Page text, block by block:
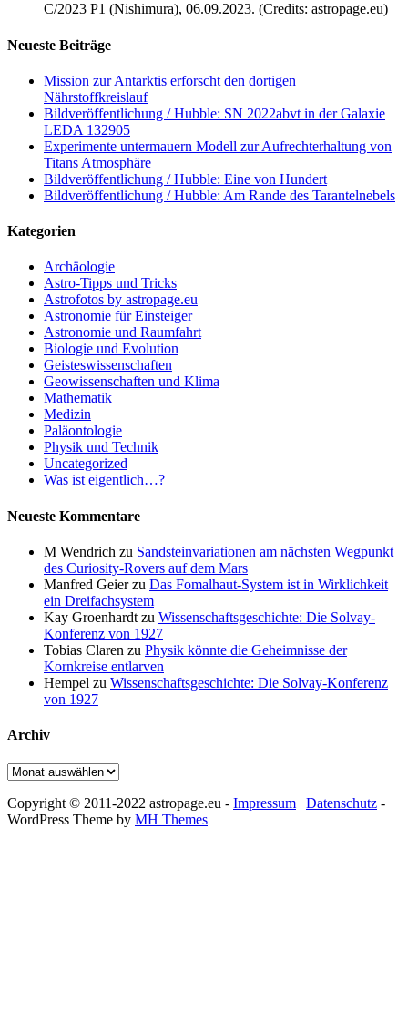
C/2023 P1 (Nishimura), 06.09.2023. (Credits: astropage.eu)
Neueste Beiträge
Mission zur Antarktis erforscht den dortigen
Nährstoffkreislauf
Bildveröffentlichung / Hubble: SN 2022abvt in der Galaxie
LEDA 132905
Experimente untermauern Modell zur Aufrechterhaltung von
Titans Atmosphäre
Bildveröffentlichung / Hubble: Eine von Hundert
Bildveröffentlichung / Hubble: Am Rande des Tarantelnebels
Kategorien
Archäologie
Astro-Tipps und Tricks
Astrofotos by astropage.eu
Astronomie für Einsteiger
Astronomie und Raumfahrt
Biologie und Evolution
Geisteswissenschaften
Geowissenschaften und Klima
Mathematik
Medizin
Paläontologie
Physik und Technik
Uncategorized
Was ist eigentlich…?
Neueste Kommentare
M Wendrich zu Sandsteinvariationen am nächsten Wegpunkt
des Curiosity-Rovers auf dem Mars
Manfred Geierzu Das Fomalhaut-System ist in Wirklichkeit
ein Dreifachsystem
Kay Groenhardt zu Wissenschaftsgeschichte: Die Solvay-
Konferenz von 1927
Tobias Claren zu Physik könnte die Geheimnisse der
Kornkreise entlarven
Hempel zu Wissenschaftsgeschichte: Die Solvay-Konferenz
von 1927
Archiv
Archiv
Copyright © 2011-2022 astropage.eu - Impressum | Datenschutz -
WordPress Theme by MH Themes